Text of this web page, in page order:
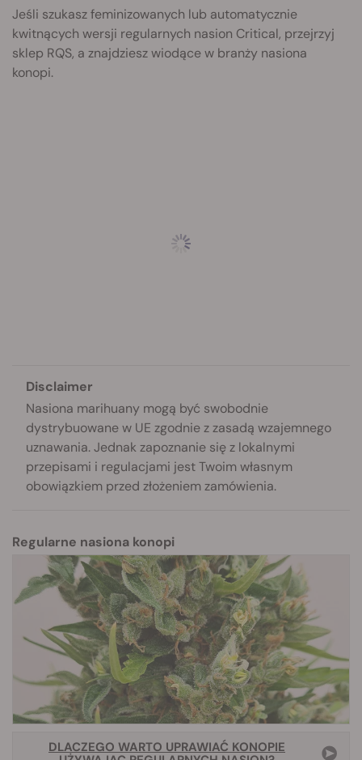
Jeśli szukasz feminizowanych lub automatycznie
kwitnących wersji regularnych nasion Critical, przejrzyj
sklep RQS, a znajdziesz wiodące w branży nasiona
konopi.
Disclaimer
Nasiona marihuany mogą być swobodnie
dystrybuowane w UE zgodnie z zasadą wzajemnego
uznawania. Jednak zapoznanie się z lokalnymi
przepisami i regulacjami jest Twoim własnym
obowiązkiem przed złożeniem zamówienia.
Regularne nasiona konopi
DLACZEGO WARTO UPRAWIAĆ KONOPIE